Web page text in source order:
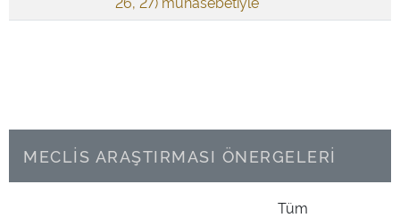
MECLİS ARAŞTIRMASI ÖNERGELERİ
Tüm